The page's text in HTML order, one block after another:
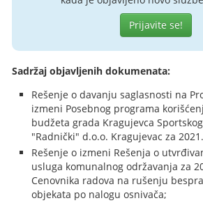
Prijavite se!
Sadržaj objavljenih dokumenata:
Rešenje o davanju saglasnosti na
izmeni Posebnog programa
budžeta grada Kragujevca
"Radnički" d.o.o. Kragujevac za
Rešenje o izmeni Rešenja o
usluga komunalnog održavanja za
Cenovnika radova na rušenju
objekata po nalogu osnivača;